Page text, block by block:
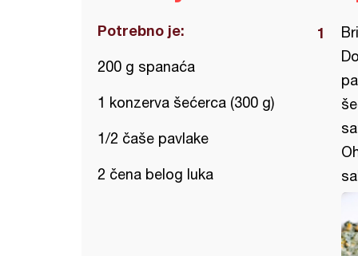
Potrebno je:
200 g spanaća
1 konzerva šećerca (300 g)
1/2 čaše pavlake
2 čena belog luka